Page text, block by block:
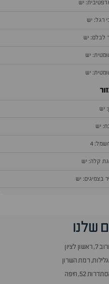
יש
רגל: יש
לבלם: יש
יש
יש
יש
יש
4
קלה: יש
בצמיגים: יש
שלנו
לציון
רמת השרון
52, חיפה